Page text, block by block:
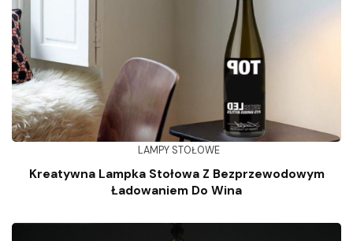
LAMPY STOŁOWE
Kreatywna Lampka Stołowa Z Bezprzewodowym
Ładowaniem Do Wina